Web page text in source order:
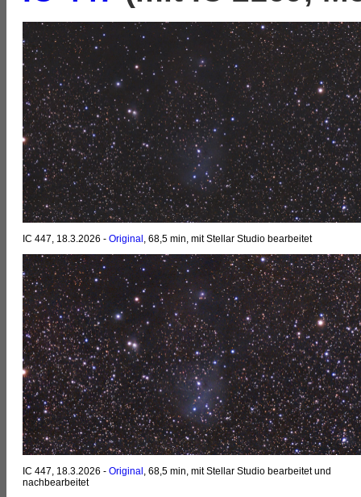
IC 447, 18.3.2026 - Original , 68,5 min, mit Stellar Studio bearbeitet
IC 447, 18.3.2026 - Original , 68,5 min, mit Stellar Studio bearbeitet und
nachbearbeitet